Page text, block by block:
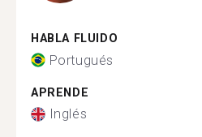
HABLA FLUIDO
Portugués
APRENDE
Inglés